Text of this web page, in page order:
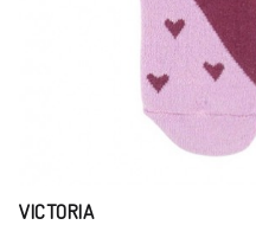
VICTORIA